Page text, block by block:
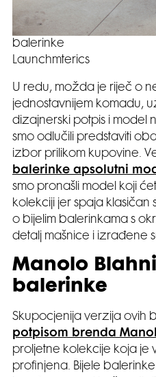
balerinke
Launchmterics
U redu, možda je riječ o
jednostavnijem komadu,
dizajnerski potpis i model
smo odlučili predstaviti
izbor prilikom kupovine.
balerinke apsolutni
smo pronašli model koji
kolekciji jer spaja klasičan
o bijelim balerinkama s
detalj mašnice i izrađene
Manolo
balerinke
Skupocjenija verzija ovih
potpisom brenda
proljetne kolekcije koja je
profinjena. Bijele